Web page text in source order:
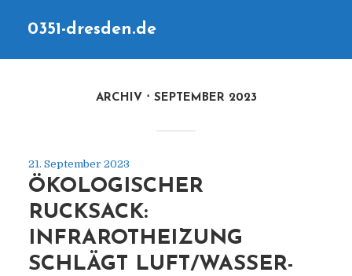
0351-dresden.de
ARCHIV SEPTEMBER 2023
21. September 2023
ÖKOLOGISCHER
RUCKSACK:
INFRAROTHEIZUNG
SCHLÄGT LUFT/WASSER-